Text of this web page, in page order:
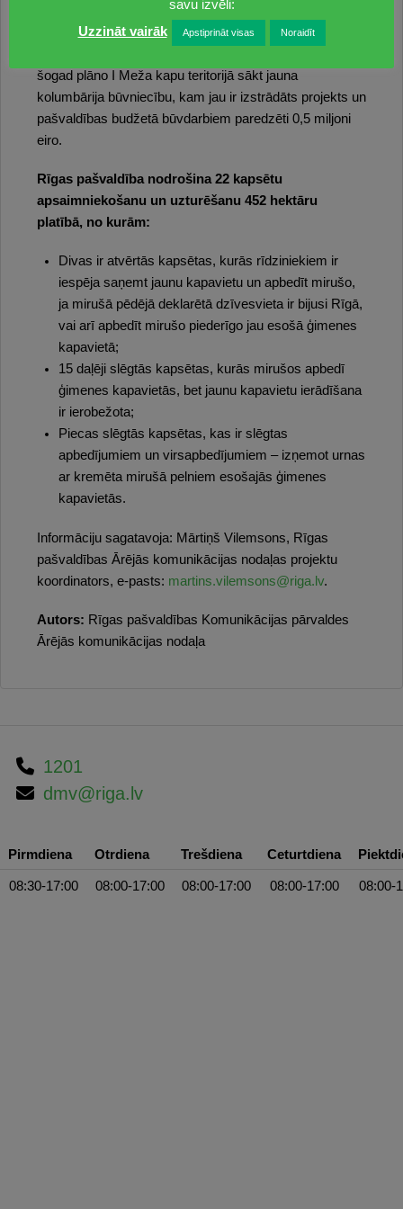
šogad plāno I Meža kapu teritorijā sākt jauna
kolumbārija būvniecību, kam jau ir izstrādāts projekts un
pašvaldības budžetā būvdarbiem paredzēti 0,5 miljoni
eiro.
Rīgas pašvaldība nodrošina 22 kapsētu
apsaimniekošanu un uzturēšanu 452 hektāru
platībā, no kurām:
Divas ir atvērtās kapsētas, kurās rīdziniekiem ir
iespēja saņemt jaunu kapavietu un apbedīt mirušo,
ja mirušā pēdējā deklarētā dzīvesvieta ir bijusi Rīgā,
vai arī apbedīt mirušo piederīgo jau esošā ģimenes
kapavietā;
15 daļēji slēgtās kapsētas, kurās mirušos apbedī
ģimenes kapavietās, bet jaunu kapavietu ierādīšana
ir ierobežota;
Piecas slēgtās kapsētas, kas ir slēgtas
apbedījumiem un virsapbedījumiem – izņemot urnas
ar kremēta mirušā pelniem esošajās ģimenes
kapavietās.
Informāciju sagatavoja: Mārtiņš Vilemsons, Rīgas
pašvaldības Ārējās komunikācijas nodaļas projektu
koordinators, e-pasts: martins.vilemsons@riga.lv.
Autors: Rīgas pašvaldības Komunikācijas pārvaldes
Ārējās komunikācijas nodaļa
1201
dmv@riga.lv
Pirmdiena Otrdiena Trešdiena Ceturtdiena
08:30-17:00 08:00-17:00 08:00-17:00 08:00-17:00 08:00-
savu izvēli:
Uzzināt vairāk
Apstiprināt visas Noraidīt